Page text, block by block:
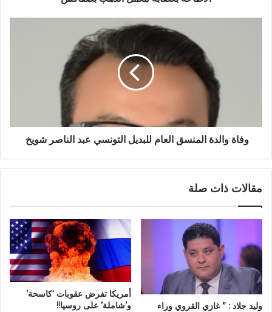
وفاة والدة المنسق العام للبديل التونسي عبد الناصر شويخ
مقالات ذات صلة
وليد جلاد : ” غازي القروي وراء
أمريكا تفرض عقوبات ‘كاسحة’
و’شاملة’ على روسيا!!